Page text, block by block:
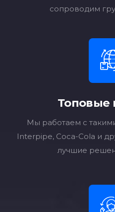
сопроводим
Топовые
Мы работаем с
Interpipe, Coca-Cola и
лучшие